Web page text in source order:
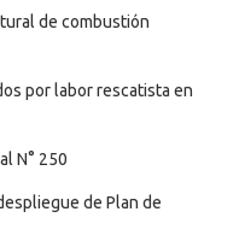
de combustión
por labor rescatista en
N° 250
de Plan de